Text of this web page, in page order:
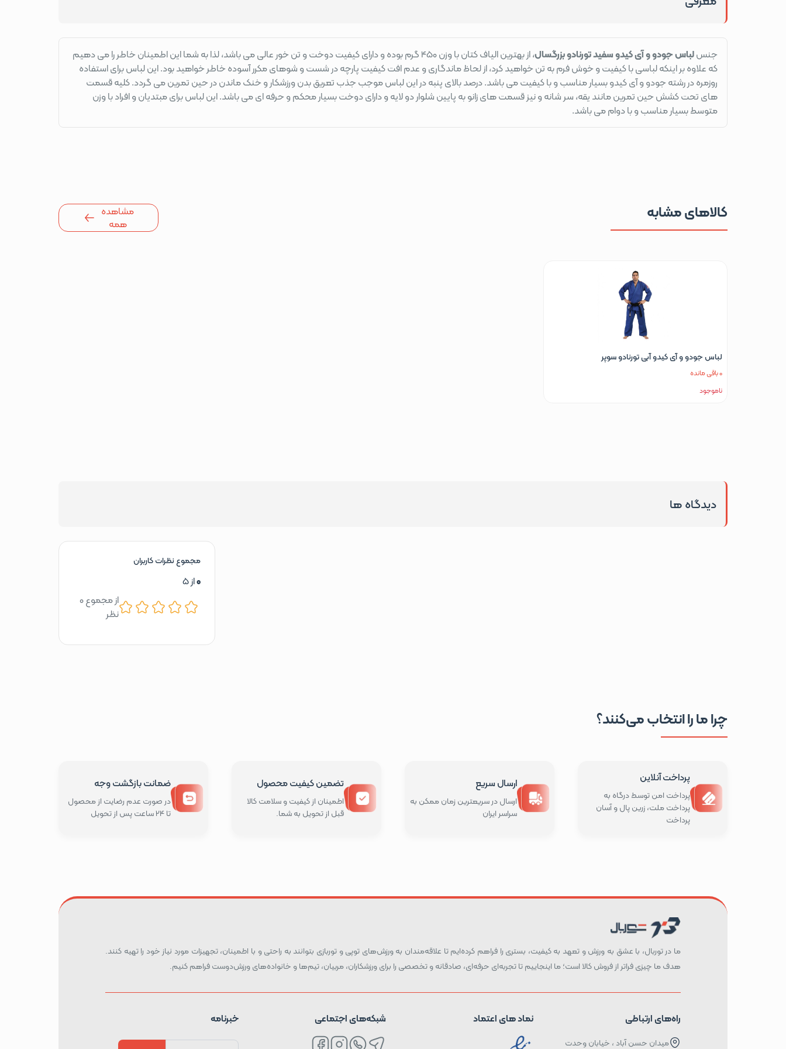
جنسلباس جودو و آی کیدو سفید تورنادو بزرگسال
، از بهترین الیاف کتان با وزن 450 گرم بوده و دارای کیفیت دوخت و تن خور عالی می باشد، لذا به شما این اطمینان خاطر را می دهیم
که علاوه بر اینکه لباسی با کیفیت و خوش فرم به تن خواهید کرد، از لحاظ ماندگاری و عدم افت کیفیت پارچه در شست و شوهای مکرر آسوده خاطر خواهید بود. این لباس برای استفاده
روزمره در رشته جودو و آی کیدو بسیار مناسب و با کیفیت می باشد. درصد بالای پنبه در این لباس موجب جذب تعریق بدن ورزشکار و خنک ماندن در حین تمرین می گردد. کلیه قسمت
های تحت کشش حین تمرین مانند یقه، سر شانه و نیز قسمت های زانو به پایین شلوار دو لایه و دارای دوخت بسیار محکم و حرفه ای می باشد. این لباس برای مبتدیان و افراد با وزن
متوسط بسیار مناسب و با دوام می باشد.
کالاهای مشابه
مشاهده
همه
لباس جودو و آی کیدو آبی تورنادو سوپر
0 باقی مانده
ناموجود
دیدگاه ها
مجموع نظرات کاربران
0از 5
از مجموع 0
نظر
چرا ما را انتخاب می‌کنند؟
پرداخت آنلاین
پرداخت امن توسط درگاه به
پرداخت ملت، زرین پال و آسان
پرداخت
ارسال سریع
ارسال در سریعترین زمان ممکن به
سراسر ایران
تضمین کیفیت محصول
اطمینان از کیفیت و سلامت کالا
قبل از تحویل به شما.
ضمانت بازگشت وجه
در صورت عدم رضایت از محصول
تا 24 ساعت پس از تحویل
ما در توربال، با عشق به ورزش و تعهد به کیفیت، بستری را فراهم کرده‌ایم تا علاقه‌مندان به ورزش‌های توپی و توربازی بتوانند به راحتی و با اطمینان، تجهیزات مورد نیاز خود را تهیه کنند.
هدف ما چیزی فراتر از فروش کالا است؛ ما اینجاییم تا تجربه‌ای حرفه‌ای، صادقانه و تخصصی را برای ورزشکاران، مربیان، تیم‌ها و خانواده‌های ورزش‌دوست فراهم کنیم.
راه‌های ارتباطی
میدان حسن آباد ، خیابان وحدت
نماد های اعتماد شبکه‌های اجتماعی خبرنامه